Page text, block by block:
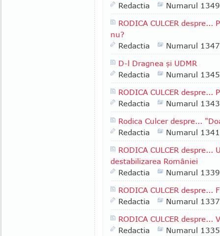
Redactia
Numarul 1349
RODICA CULCER
nu?
Redactia
Numarul 1347
D-l Dragnea şi UDMR
Redactia
Numarul 1345
RODICA CULCER
Redactia
Numarul 1343
Rodica Culcer despre...
Redactia
Numarul 1341
RODICA CULCER
destabilizarea României
Redactia
Numarul 1339
RODICA CULCER
Redactia
Numarul 1337
RODICA CULCER
Redactia
Numarul 1335